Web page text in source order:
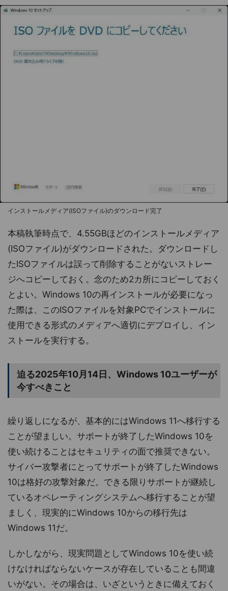
インストールメディア(ISOファイル)のダウンロード完了
本稿執筆時点で、4.55GBほどのインストールメディア
(ISOファイル)がダウンロードされた。ダウンロードし
たISOファイルは誤って削除することがないストレー
ジへコピーしておく。念のため2カ所にコピーしておく
とよい。Windows 10の再インストールが必要になっ
た際は、このISOファイルを対象PCでインストールに
使用できる形式のメディアへ適切にデプロイし、イン
ストールを実行する。
迫る2025年10月14日、Windows 10ユーザーが
今すべきこと
繰り返しになるが、基本的にはWindows 11へ移行する
ことが望ましい。サポートが終了したWindows 10を
使い続けることはセキュリティの面で推奨できない。
サイバー攻撃者にとってサポートが終了したWindows
10は格好の攻撃対象だ。できる限りサポートが継続し
ているオペレーティングシステムへ移行することが望
ましく、現実的にWindows 10からの移行先は
Windows 11だ。
しかしながら、現実問題としてWindows 10を使い続
けなければならないケースが存在していることも間違
いがない。その場合は、いざというときに備えておく